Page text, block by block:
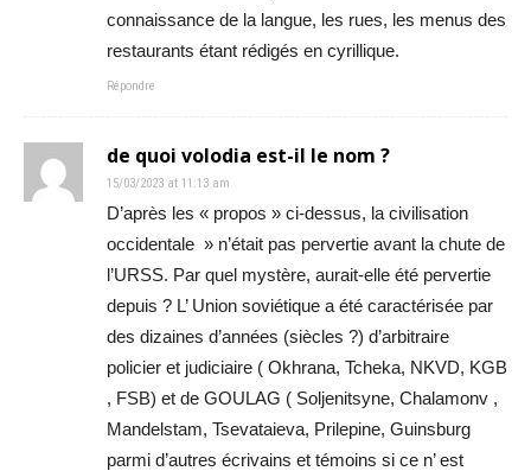
connaissance de la langue, les rues, les menus des
restaurants étant rédigés en cyrillique.
Répondre
de quoi volodia est-il le nom ?
15/03/2023 at 11:13 am
D’après les « propos » ci-dessus, la civilisation
occidentale » n’était pas pervertie avant la chute de
l’URSS. Par quel mystère, aurait-elle été pervertie
depuis ? L’ Union soviétique a été caractérisée par
des dizaines d’années (siècles ?) d’arbitraire
policier et judiciaire ( Okhrana, Tcheka, NKVD, KGB
, FSB) et de GOULAG ( Soljenitsyne, Chalamonv ,
Mandelstam, Tsevataieva, Prilepine, Guinsburg
parmi d’autres écrivains et témoins si ce n’ est